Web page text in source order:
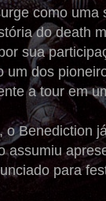
como
do death
sua
dos
a tour em
Benediction
assumiu
para